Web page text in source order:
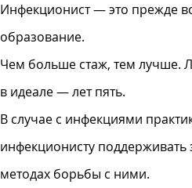
Инфекционист — это прежде
образование.
Чем больше стаж, тем лучше.
в идеале — лет пять.
В случае с инфекциями
инфекционисту
методах борьбы с ними.